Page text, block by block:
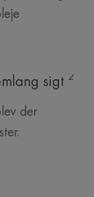
sigt 2
der